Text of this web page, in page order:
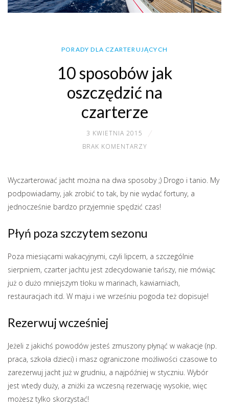
PORADY DLA CZARTERUJĄCYCH
10 sposobów jak
oszczędzić na
czarterze
3 KWIETNIA 2015
BRAK KOMENTARZY
Wyczarterować jacht można na dwa sposoby ;) Drogo i tanio. My
podpowiadamy, jak zrobić to tak, by nie wydać fortuny, a
jednocześnie bardzo przyjemnie spędzić czas!
Płyń poza szczytem sezonu
Poza miesiącami wakacyjnymi, czyli lipcem, a szczególnie
sierpniem, czarter jachtu jest zdecydowanie tańszy, nie mówiąc
już o dużo mniejszym tłoku w marinach, kawiarniach,
restauracjach itd. W maju i we wrześniu pogoda też dopisuje!
Rezerwuj wcześniej
Jeżeli z jakichś powodów jesteś zmuszony płynąć w wakacje (np.
praca, szkoła dzieci) i masz ograniczone możliwości czasowe to
zarezerwuj jacht już w grudniu, a najpóźniej w styczniu. Wybór
jest wtedy duży, a zniżki za wczesną rezerwację wysokie, więc
możesz tylko skorzystać!